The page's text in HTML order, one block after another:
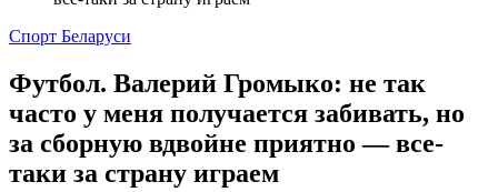
Спорт Беларуси
Футбол. Валерий Громыко: не так
часто у меня получается забивать, но
за сборную вдвойне приятно — все-
таки за страну играем